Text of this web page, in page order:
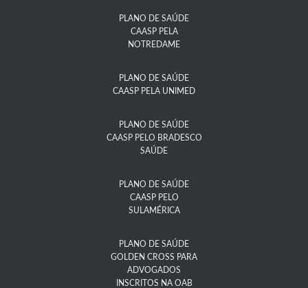
PLANO DE SAÚDE
CAASP PELA
NOTREDAME​
PLANO DE SAÚDE
CAASP PELA UNIMED
PLANO DE SAÚDE
CAASP PELO BRADESCO
SAÚDE
PLANO DE SAÚDE
CAASP PELO
SULAMÉRICA
PLANO DE SAÚDE
GOLDEN CROSS PARA
ADVOGADOS
INSCRITOS NA OAB